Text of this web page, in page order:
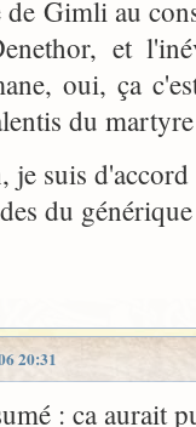
de Gimli au
et
oui, ça
du
je suis
du
20:31
: ca aurait